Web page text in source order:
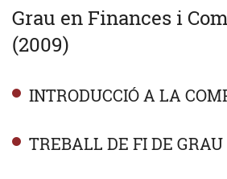
Grau en Finances i
(2009)
INTRODUCCIÓ A LA
TREBALL DE FI DE GRAU